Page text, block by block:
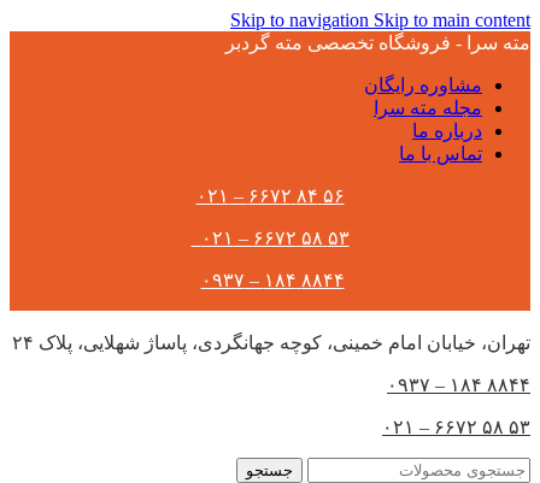
Skip to navigation Skip to main content
مته سرا - فروشگاه تخصصی مته گردبر
مشاوره رایگان
مجله مته سرا
درباره ما
تماس با ما
۵۶ ۸۴ ۶۶۷۲ – ۰۲۱
۵۳ ۵۸ ۶۶۷۲ – ۰۲۱
۸۸۴۴ ۱۸۴ – ۰۹۳۷
تهران،‌ خیابان امام خمینی، کوچه جهانگردی، پاساژ شهلایی، پلاک ۲۴
۸۸۴۴ ۱۸۴ – ۰۹۳۷
۵۳ ۵۸ ۶۶۷۲ – ۰۲۱
جستجو